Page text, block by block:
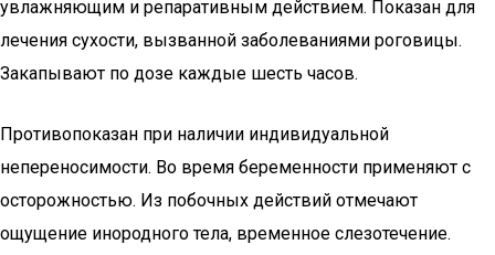
увлажняющим и репаративным действием. Показан для
лечения сухости, вызванной заболеваниями роговицы.
Закапывают по дозе каждые шесть часов.
Противопоказан при наличии индивидуальной
непереносимости. Во время беременности применяют с
осторожностью. Из побочных действий отмечают
ощущение инородного тела, временное слезотечение.